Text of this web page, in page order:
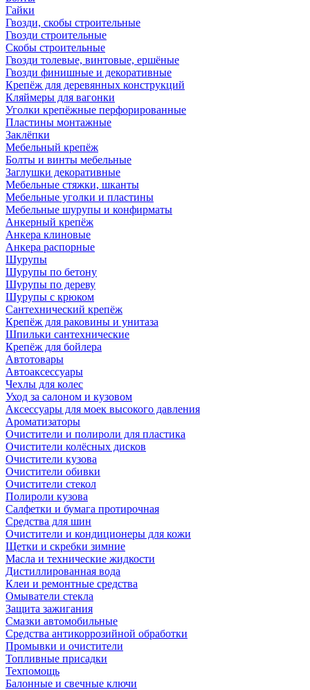
Гайки
Гвозди, скобы строительные
Гвозди строительные
Скобы строительные
Гвозди толевые, винтовые, ершёные
Гвозди финишные и декоративные
Крепёж для деревянных конструкций
Кляймеры для вагонки
Уголки крепёжные перфорированные
Пластины монтажные
Заклёпки
Мебельный крепёж
Болты и винты мебельные
Заглушки декоративные
Мебельные стяжки, шканты
Мебельные уголки и пластины
Мебельные шурупы и конфирматы
Анкерный крепёж
Анкера клиновые
Анкера распорные
Шурупы
Шурупы по бетону
Шурупы по дереву
Шурупы с крюком
Сантехнический крепёж
Крепёж для раковины и унитаза
Шпильки сантехнические
Крепёж для бойлера
Автотовары
Автоаксессуары
Чехлы для колес
Уход за салоном и кузовом
Аксессуары для моек высокого давления
Ароматизаторы
Очистители и полироли для пластика
Очистители колёсных дисков
Очистители кузова
Очистители обивки
Очистители стекол
Полироли кузова
Салфетки и бумага протирочная
Средства для шин
Очистители и кондиционеры для кожи
Щетки и скребки зимние
Масла и технические жидкости
Дистиллированная вода
Клеи и ремонтные средства
Омыватели стекла
Защита зажигания
Смазки автомобильные
Средства антикоррозийной обработки
Промывки и очистители
Топливные присадки
Техпомощь
Балонные и свечные ключи